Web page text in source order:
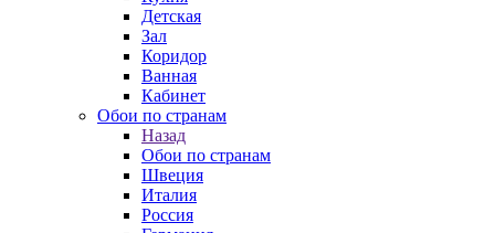
Детская
Зал
Коридор
Ванная
Кабинет
Обои по странам
Назад
Обои по странам
Швеция
Италия
Россия